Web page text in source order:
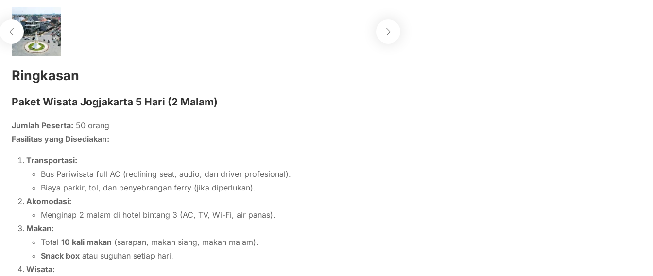
Ringkasan
Paket Wisata Jogjakarta 5 Hari (2 Malam)
Jumlah Peserta: 50 orang
Fasilitas yang Disediakan:
Transportasi:
Bus Pariwisata full AC (reclining seat, audio, dan driver profesional).
Biaya parkir, tol, dan penyebrangan ferry (jika diperlukan).
Akomodasi:
Menginap 2 malam di hotel bintang 3 (AC, TV, Wi-Fi, air panas).
Makan:
Total 10 kali makan (sarapan, makan siang, makan malam).
Snack box atau suguhan setiap hari.
Wisata: